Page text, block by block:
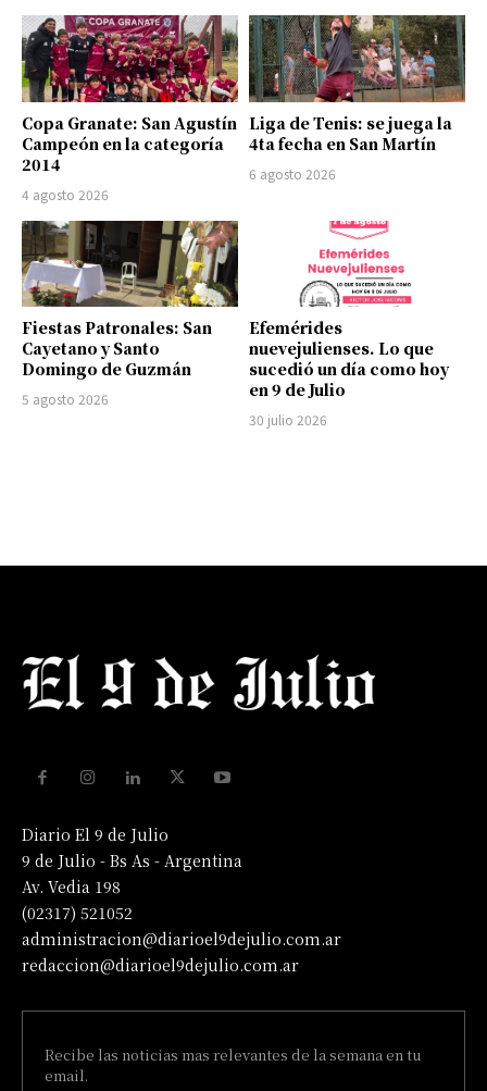
Copa Granate: San Agustín
Campeón en la categoría
2014
4 agosto 2026
Liga de Tenis: se juega la
4ta fecha en San Martín
6 agosto 2026
Fiestas Patronales: San
Cayetano y Santo
Domingo de Guzmán
5 agosto 2026
Efemérides
nuevejulienses. Lo que
sucedió un día como hoy
en 9 de Julio
30 julio 2026
Diario El 9 de Julio
9 de Julio - Bs As - Argentina
Av. Vedia 198
(02317) 521052
administracion@diarioel9dejulio.com.ar
redaccion@diarioel9dejulio.com.ar
Recibe las noticias mas relevantes de la semana en tu
email.